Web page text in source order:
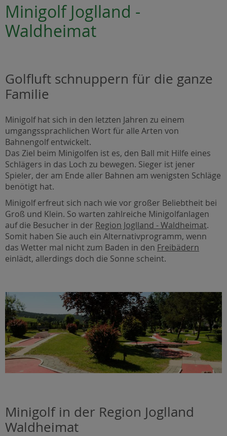
Minigolf Joglland -
Waldheimat
Golfluft schnuppern für die ganze
Familie
Minigolf hat sich in den letzten Jahren zu einem
umgangssprachlichen Wort für alle Arten von
Bahnengolf entwickelt.
Das Ziel beim Minigolfen ist es, den Ball mit Hilfe eines
Schlägers in das Loch zu bewegen. Sieger ist jener
Spieler, der am Ende aller Bahnen am wenigsten Schläge
benötigt hat.
Minigolf erfreut sich nach wie vor großer Beliebtheit bei
Groß und Klein. So warten zahlreiche Minigolfanlagen
auf die Besucher in der Region Joglland - Waldheimat.
Somit haben Sie auch ein Alternativprogramm, wenn
das Wetter mal nicht zum Baden in den Freibädern
einlädt, allerdings doch die Sonne scheint.
Minigolf in der Region Joglland
Waldheimat